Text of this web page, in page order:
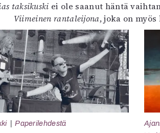
taksikuski ei ole saanut häntä
Viimeinen rantaleijona, joka on
Paperilehdestä